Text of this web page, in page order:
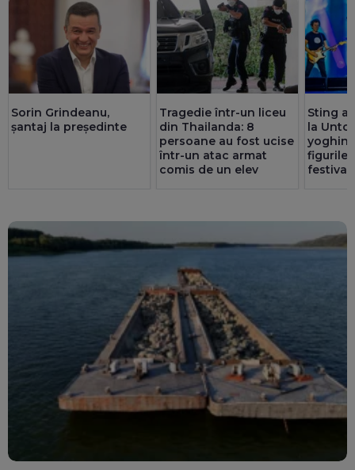
Sorin Grindeanu,
șantaj la președinte
Tragedie într-un liceu
din Thailanda: 8
persoane au fost ucise
într-un atac armat
comis de un elev
Sting a
la
yoghin
figurile